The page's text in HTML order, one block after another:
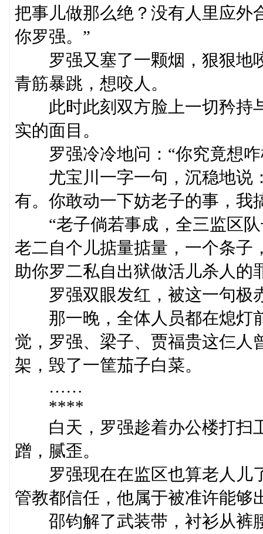
把事儿做那么绝？没有人里应
你罗强。”
罗强又塞了一颗烟，狠狠地
青筋暴跳，想咬人。
此时此刻双方脸上一切矜持
实的面目。
罗强冷冷地问：“你究竟想咋
尤宝川一字一句，沉稳地说
有。你敢动一下妨老子的事，我
“老子倘若事成，全三监区队
老二自个儿掂量掂量，一个条子
助你罗二私自出狱做活儿杀人的
罗强双眼发红，被这一句极
那一晚，全体人员都在熄灯
觉，罗强、梁子、贾福贵这仨人
架，毁了一筐茄子白菜。
……
****
白天，罗强趁着办公楼打扫
蹭，腻歪。
罗强现在在监区也算老人儿
管教都信任，他属于被准许能够
邵钧解了武装带，衬衫从裤